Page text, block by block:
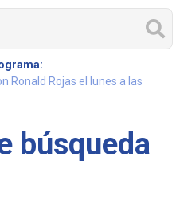
Ronald Rojas el lunes a las
búsqueda